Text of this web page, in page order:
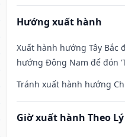
Hướng xuất hành
Xuất hành hướng Tây Bắc
hướng Đông Nam để đón
Tránh xuất hành hướng
Giờ xuất hành Theo